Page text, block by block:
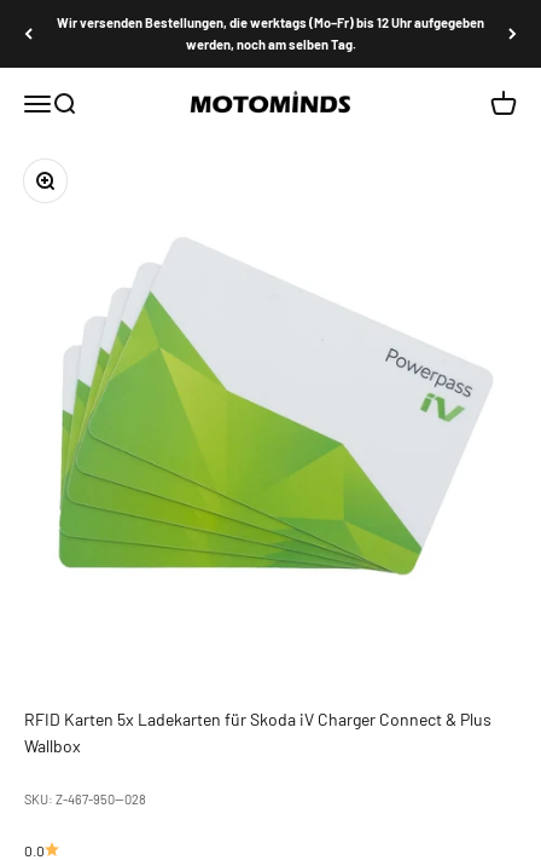
Wir versenden Bestellungen, die werktags (Mo–Fr) bis 12 Uhr aufgegeben
werden, noch am selben Tag.
MenüSuche MOTOMINDS
Bild vergrößern
RFID Karten 5x Ladekarten für Skoda iV Charger Connect & Plus
Wallbox
SKU: Z-467-950--028
0.0